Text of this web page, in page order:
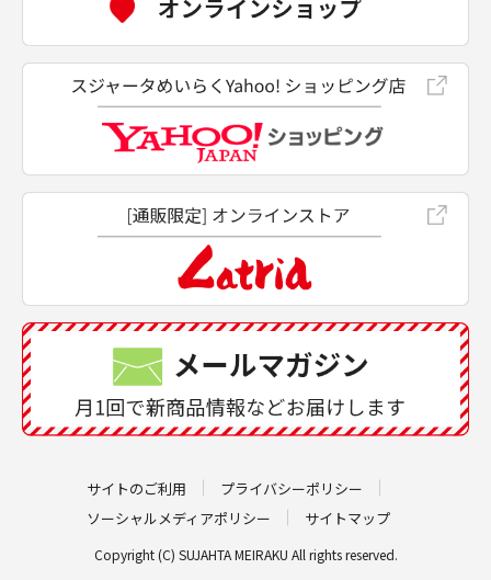
サイトのご利用
プライバシーポリシー
ソーシャルメディアポリシー
サイトマップ
Copyright (C) SUJAHTA MEIRAKU All rights reserved.